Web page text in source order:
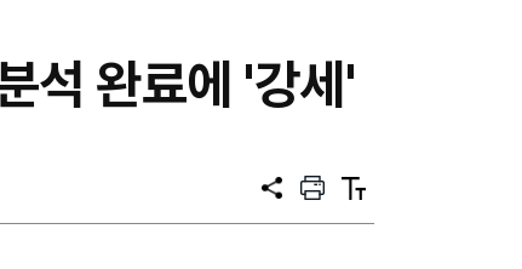
석 완료에 '강세'
공
프
트
텍
트